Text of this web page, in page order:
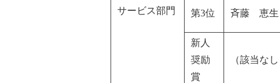
サービス部門
第3位 斉藤 恵生
新人
奨励
賞
（該当なし